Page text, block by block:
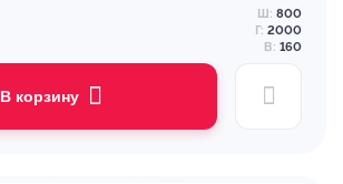
Ш: 800
Г: 2000
В: 160
В корзину